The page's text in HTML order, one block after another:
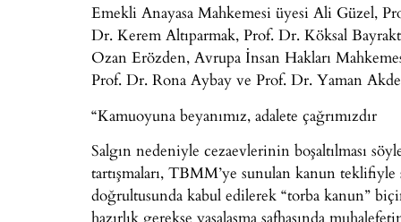
Emekli Anayasa Mahkemesi üyesi Ali Güzel,
Dr. Kerem Altıparmak, Prof. Dr. Köksal
Ozan Erözden, Avrupa İnsan Hakları
Prof. Dr. Rona Aybay ve Prof. Dr. Yaman
“Kamuoyuna beyanımız, adalete çağrımızdır
Salgın nedeniyle cezaevlerinin boşaltılması
tartışmaları, TBMM’ye sunulan kanun
doğrultusunda kabul edilerek “torba kanun”
hazırlık gerekse yasalaşma safhasında